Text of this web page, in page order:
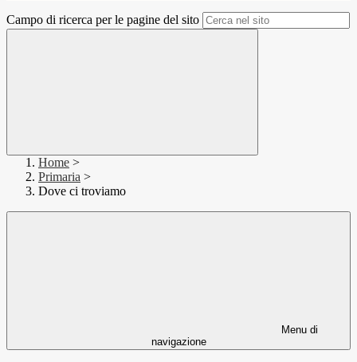
Campo di ricerca per le pagine del sito
Home >
Primaria >
Dove ci troviamo
Menu di
navigazione